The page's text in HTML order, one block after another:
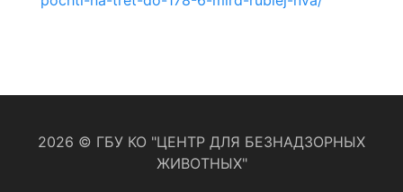
2026 © ГБУ КО "ЦЕНТР ДЛЯ БЕЗНАДЗОРНЫХ
ЖИВОТНЫХ"